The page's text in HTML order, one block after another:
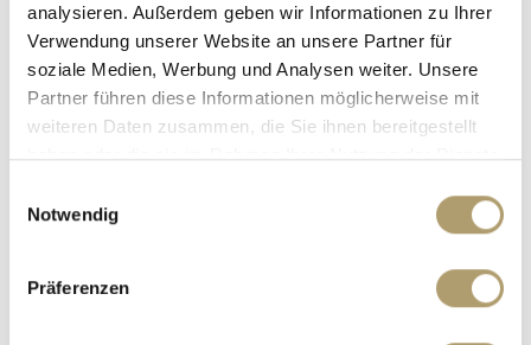
analysieren. Außerdem geben wir Informationen zu Ihrer
Verwendung unserer Website an unsere Partner für
soziale Medien, Werbung und Analysen weiter. Unsere
Partner führen diese Informationen möglicherweise mit
weiteren Daten zusammen, die Sie ihnen bereitgestellt
haben oder die sie im Rahmen Ihrer Nutzung der Dienste
Notwendig
Präferenzen
FLÄCHE
RÄUME